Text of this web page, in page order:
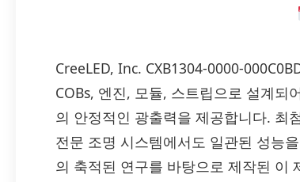
CreeLED, Inc. CXB1304-0000-
COBs, 엔진, 모듈, 스트립으로 설계
의 안정적인 광출력을 제공합니다. 최
전문 조명 시스템에서도 일관된 성능
의 축적된 연구를 바탕으로 제작된 이